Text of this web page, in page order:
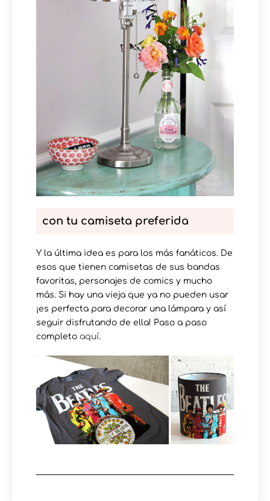
con tu camiseta preferida
Y la última idea es para los más fanáticos. De
esos que tienen camisetas de sus bandas
favoritas, personajes de comics y mucho
más. Si hay una vieja que ya no pueden usar
¡es perfecta para decorar una lámpara y así
seguir disfrutando de ella! Paso a paso
completo aquí.